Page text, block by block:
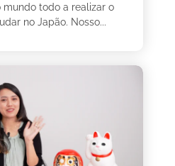
todo a realizar o
no Japão. Nosso...